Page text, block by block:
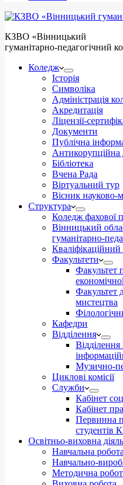
КЗВО «Вінницький
гуманітарно-педагогічний
Коледж
Історія
Символіка
Адміністрація
Акредитація
Ліцензії-
Документи
Публічна
Антикорупційна
Бібліотека
Вчена Рада
Віртуальний тур
Вісник науково-
Структура
Коледж фахової
Вінницький
гуманітарно-
Факультети
Факультет
Факультет
мистецтва
Кафедри
Відділення
Відділення
Музично-
Циклові комісії
Служби
Кабінет
Кабінет
Первинна
Освітньо-виховна
Навчальна робота
Навчально-
Методична